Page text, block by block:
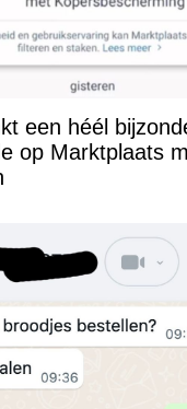
een héél
op Marktplaats